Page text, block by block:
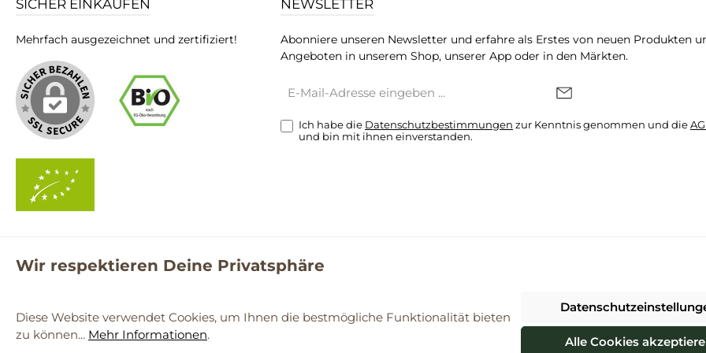
SICHER EINKAUFEN
Mehrfach ausgezeichnet und zertifiziert!
NEWSLETTER
Abonniere unseren Newsletter und erfahre als Erstes von neuen Produkten
Angeboten in unserem Shop, unserer App oder in den Märkten.
Mail-
Ich habe die Datenschutzbestimmungen zur Kenntnis genommen und die
und bin mit ihnen einverstanden.
© 2026 ProBiomarkt WebShop - Alle Rechte vorbehalten. Theme by
Vertrag widerrufen
Wir respektieren Deine Privatsphäre
Diese Website verwendet Cookies, um Ihnen die bestmögliche Funktionalität bieten
zu können... Mehr Informationen. Alle Cookies